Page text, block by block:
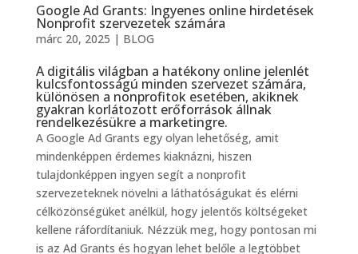
Google Ad Grants: Ingyenes online hirdetések
Nonprofit szervezetek számára
márc 20, 2025 | BLOG
A digitális világban a hatékony online jelenlét
kulcsfontosságú minden szervezet számára,
különösen a nonprofitok esetében, akiknek
gyakran korlátozott erőforrások állnak
rendelkezésükre a marketingre.
A Google Ad Grants egy olyan lehetőség, amit
mindenképpen érdemes kiaknázni, hiszen
tulajdonképpen ingyen segít a nonprofit
szervezeteknek növelni a láthatóságukat és elérni
célközönségüket anélkül, hogy jelentős költségeket
kellene ráfordítaniuk. Nézzük meg, hogy pontosan mi
is az Ad Grants és hogyan lehet belőle a legtöbbet